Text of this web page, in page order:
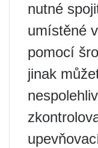
nutné
umístěné
pomocí
jinak